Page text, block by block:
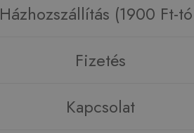
Házhozszállítás (1900 Ft-
Fizetés
Kapcsolat